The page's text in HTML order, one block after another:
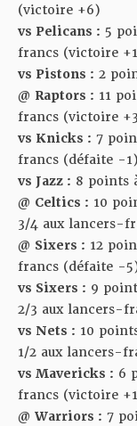
(victoire +6)
vs Pelicans : 5
francs (victoire
vs Pistons : 2
@ Raptors : 11
francs (victoire
vs Knicks : 7
francs (défaite -1)
vs Jazz : 8 points
@ Celtics : 10
3/4 aux lancers-
@ Sixers : 12
francs (défaite -
vs Sixers : 9
2/3 aux lancers-
vs Nets : 10
1/2 aux lancers-
vs Mavericks : 6
francs (victoire
@ Warriors : 7